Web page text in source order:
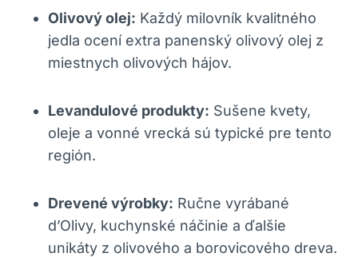
Olivový olej: Každý milovník kvalitného
jedla ocení extra panenský olivový olej z
miestnych olivových hájov.
Levandulové produkty: Sušene kvety,
oleje a vonné vrecká sú typické pre tento
región.
Drevené výrobky: Ručne vyrábané
d’Olivy, kuchynské náčinie a ďalšie
unikáty z olivového a borovicového dreva.